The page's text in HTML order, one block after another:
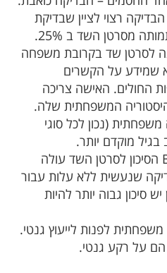
רצוי לציין שבדיקת
מסרטן השד ב 25%.
לסרטן שד בקרובת משפחה
שמידע על הקשרים
החולים. האישה צריכה
המשפחתית שלה.
(נכון לכל סוגי
מוקדם יותר.
לנשאיות של הגן BRCA 1/2 הסיכון לסרטן השד עולה
שנעשית ללא עלות עבור
סיכון גבוה יותר להיות
לפנות לייעוץ גנטי.